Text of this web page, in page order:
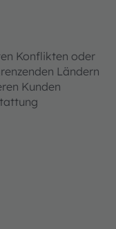
Konflikten oder
Ländern
Kunden